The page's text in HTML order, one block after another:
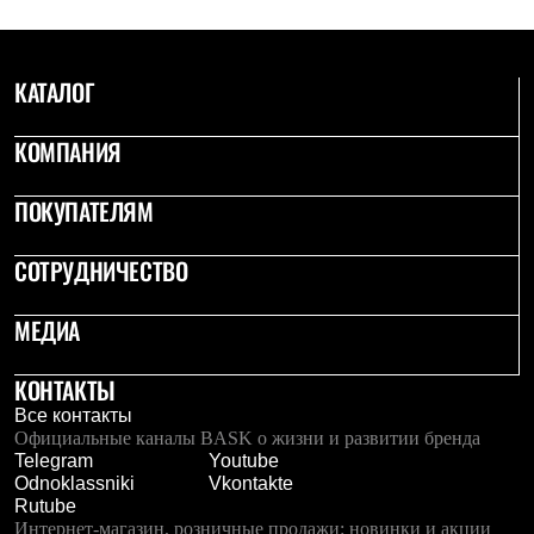
Головные уборы
Балаклавы и маски
Кепки и бейсболки
Шарфы
Панамы
Перчатки и рукавицы
Перчатки
Носки
Полезные аксессуары
Ремни
Шевроны
Опушки
Термоковрики
Уход за одеждой
В Арктику
Коллекции
КАТАЛОГ
КОМПАНИЯ
ПОКУПАТЕЛЯМ
СОТРУДНИЧЕСТВО
МЕДИА
КОНТАКТЫ
Все контакты
Официальные каналы BASK о жизни и развитии бренда
Telegram
Youtube
Odnoklassniki
Vkontakte
Rutube
Интернет-магазин, розничные продажи: новинки и акции